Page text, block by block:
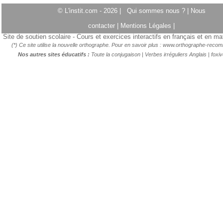
© L'instit.com - 2026 | Qui sommes nous ? Nous
contacter Mentions Légales
Site de soutien scolaire - Cours et exercices interactifs en français et en
(*) Ce site utilise la nouvelle orthographe. Pour en savoir plus : www.orthographe-
Nos autres sites éducatifs : Toute la conjugaison| Verbes irréguliers Anglais |